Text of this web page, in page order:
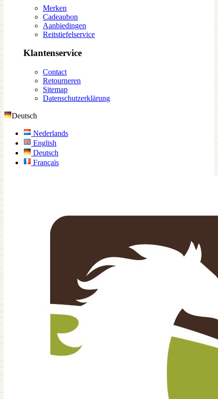
Merken
Cadeaubon
Aanbiedingen
Reitstiefelservice
Klantenservice
Contact
Retourneren
Sitemap
Datenschutzerklärung
Deutsch
Nederlands
English
Deutsch
Français